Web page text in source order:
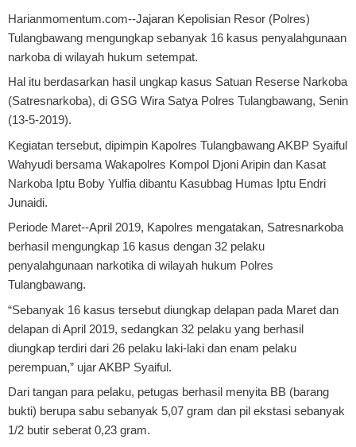
Harianmomentum.com--Jajaran Kepolisian Resor (Polres)
Tulangbawang mengungkap sebanyak 16 kasus penyalahgunaan
narkoba di wilayah hukum setempat.
Hal itu berdasarkan hasil ungkap kasus Satuan Reserse Narkoba
(Satresnarkoba), di GSG Wira Satya Polres Tulangbawang, Senin
(13-5-2019).
Kegiatan tersebut, dipimpin Kapolres Tulangbawang AKBP Syaiful
Wahyudi bersama Wakapolres Kompol Djoni Aripin dan Kasat
Narkoba Iptu Boby Yulfia dibantu Kasubbag Humas Iptu Endri
Junaidi.
Periode Maret--April 2019, Kapolres mengatakan, Satresnarkoba
berhasil mengungkap 16 kasus dengan 32 pelaku
penyalahgunaan narkotika di wilayah hukum Polres
Tulangbawang.
“Sebanyak 16 kasus tersebut diungkap delapan pada Maret dan
delapan di April 2019, sedangkan 32 pelaku yang berhasil
diungkap terdiri dari 26 pelaku laki-laki dan enam pelaku
perempuan,” ujar AKBP Syaiful.
Dari tangan para pelaku, petugas berhasil menyita BB (barang
bukti) berupa sabu sebanyak 5,07 gram dan pil ekstasi sebanyak
1/2 butir seberat 0,23 gram.